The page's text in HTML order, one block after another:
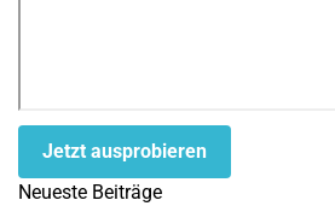
Jetzt ausprobieren
Neueste Beiträge